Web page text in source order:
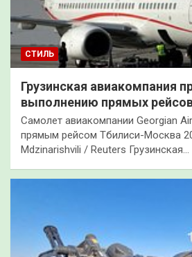
СТИЛЬ
Грузинская авиакомпания
выполнению прямых
Самолет авиакомпании Georgian
прямым рейсом Тбилиси-Москва
Mdzinarishvili / Reuters Грузинская…